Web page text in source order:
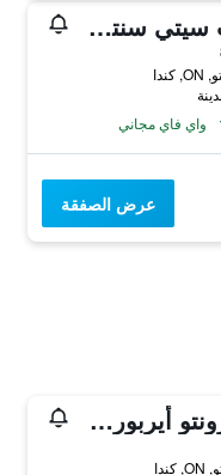
تورونتو ماريوت سيتي سنتر هوتل
واي فاي مجاني
عرض الصفقة
هوليداي إن تورونتو أيربورت إيست باي آيتش جي